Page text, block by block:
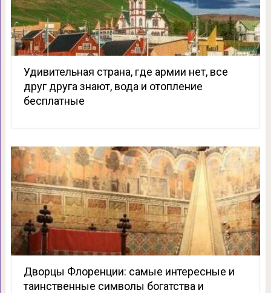
Удивительная страна, где армии нет, все
друг друга знают, вода и отопление
бесплатные
Дворцы Флоренции: самые интересные и
таинственные символы богатства и